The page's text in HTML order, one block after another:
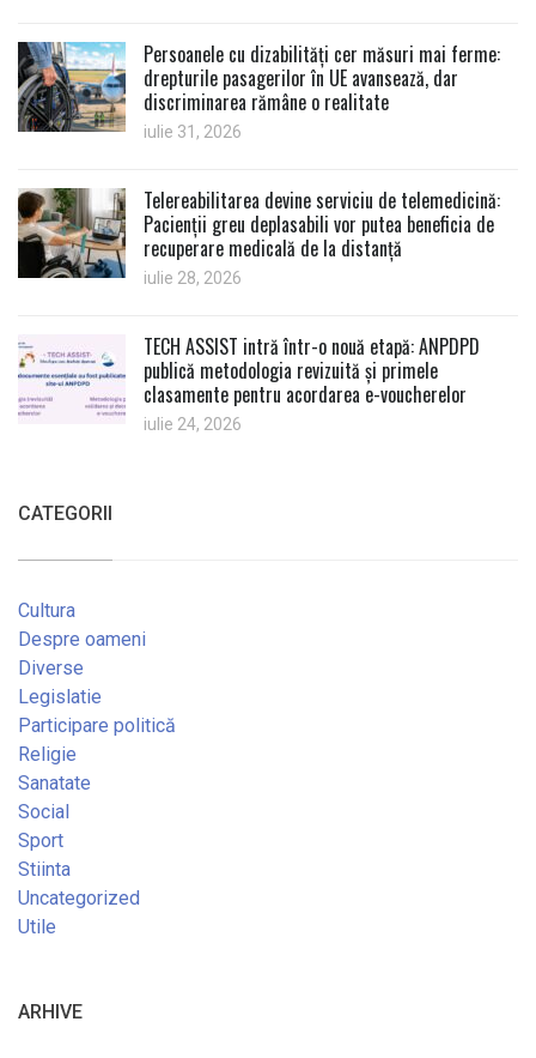
Persoanele cu dizabilități cer măsuri mai ferme:
drepturile pasagerilor în UE avansează, dar
discriminarea rămâne o realitate
iulie 31, 2026
Telereabilitarea devine serviciu de telemedicină:
Pacienții greu deplasabili vor putea beneficia de
recuperare medicală de la distanță
iulie 28, 2026
TECH ASSIST intră într-o nouă etapă: ANPDPD
publică metodologia revizuită și primele
clasamente pentru acordarea e-voucherelor
iulie 24, 2026
CATEGORII
Cultura
Despre oameni
Diverse
Legislatie
Participare politică
Religie
Sanatate
Social
Sport
Stiinta
Uncategorized
Utile
ARHIVE